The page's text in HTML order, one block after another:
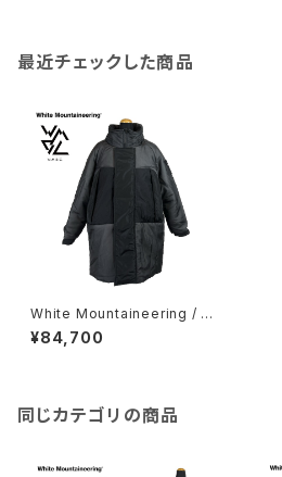
最近チェックした商品
White Mountaineering / W
M × WILD THINGS 'PRIMAL
OFT MONSTER PARKA'
¥84,700
同じカテゴリの商品